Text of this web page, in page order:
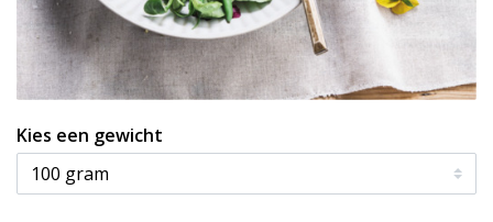
Kies een gewicht